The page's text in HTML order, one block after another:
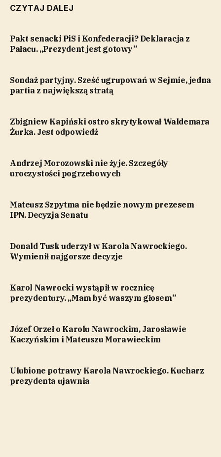
CZYTAJ DALEJ
Pakt senacki PiS i Konfederacji? Deklaracja z
Pałacu. „Prezydent jest gotowy”
Sondaż partyjny. Sześć ugrupowań w Sejmie, jedna
partia z największą stratą
Zbigniew Kapiński ostro skrytykował Waldemara
Żurka. Jest odpowiedź
Andrzej Morozowski nie żyje. Szczegóły
uroczystości pogrzebowych
Mateusz Szpytma nie będzie nowym prezesem
IPN. Decyzja Senatu
Donald Tusk uderzył w Karola Nawrockiego.
Wymienił najgorsze decyzje
Karol Nawrocki wystąpił w rocznicę
prezydentury. „Mam być waszym głosem”
Józef Orzeł o Karolu Nawrockim, Jarosławie
Kaczyńskim i Mateuszu Morawieckim
Ulubione potrawy Karola Nawrockiego. Kucharz
prezydenta ujawnia